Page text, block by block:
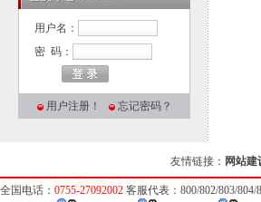
用户名：
密 码：
用户注册！ 忘记密码？
友情链接： 网站建
全国电话： 0755-27092002 客服代表：800/802/803/804/